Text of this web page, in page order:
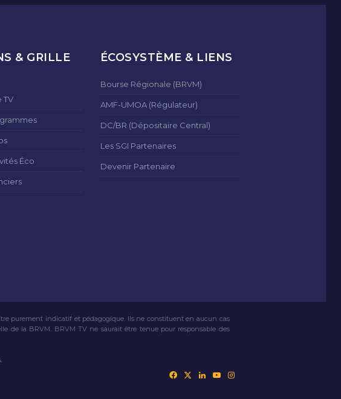
& GRILLE
TV
Éco
ÉCOSYSTÈME & LIENS
Bourse Régionale (BRVM)
AMF-UMOA (Régulateur)
DC/BR (Dépositaire Central)
Les SGI Partenaires
Devenir Partenaire
purement indicatif et pédagogique. Ils ne constituent en aucun cas
de la BRVM. BRVM TV ne saurait être tenue pour responsable des
FacebookLinkedinYouTube